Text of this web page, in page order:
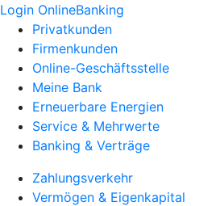
Login OnlineBanking
Privatkunden
Firmenkunden
Online-Geschäftsstelle
Meine Bank
Erneuerbare Energien
Service & Mehrwerte
Banking & Verträge
Zahlungsverkehr
Vermögen & Eigenkapital